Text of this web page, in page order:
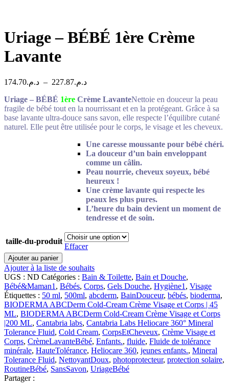
Uriage – BÉBÉ 1ère Crème
Lavante
د.م.174.70 – د.م.227.87
Plage
prix :
د.م.174.70
à
د.م.227.87
Uriage – BÉBÉ 1ère Crème LavanteNettoie en douceur la peau
fragile de bébé tout en la nourrissant et en la protégeant. Grâce à sa
base lavante ultra-douce sans savon, elle respecte l’équilibre cutané
naturel. Elle peut être utilisée pour le corps, le visage et les cheveux.
Une caresse moussante pour bébé chéri.
La douceur d’un bain enveloppant
comme un câlin.
Peau nourrie, cheveux soyeux, bébé
heureux !
Une crème lavante qui respecte les
peaux les plus pures.
L’heure du bain devient un moment de
tendresse et de soin.
taille-du-produit
Effacer
quantité
de
Uriage
-
BÉBÉ
1ère
Crème
Lavante
Ajouter au panier
Ajouter à la liste de souhaits
UGS : ND Catégories : Bain & Toilette, Bain et Douche,
Bébé&Maman1 , Bébés, Corps, Gels Douche, Hygiène1 , Visage
Étiquettes : 50 ml, 500ml, abcderm, BainDouceur, bébés, bioderma,
BIODERMA ABCDerm Cold-Cream Crème Visage et Corps | 45
ML, BIODERMA ABCDerm Cold-Cream Crème Visage et Corps
|200 ML, Cantabria labs, Cantabria Labs Heliocare 360° Mineral
Tolerance Fluid, Cold Cream, CorpsEtCheveux, Crème Visage et
Corps, CrèmeLavanteBébé, Enfants., fluide, Fluide de tolérance
minérale, HauteTolérance, Heliocare 360, jeunes enfants., Mineral
Tolerance Fluid, NettoyantDoux, photoprotecteur, protection solaire,
RoutineBébé, SansSavon, UriageBébé
Partager :